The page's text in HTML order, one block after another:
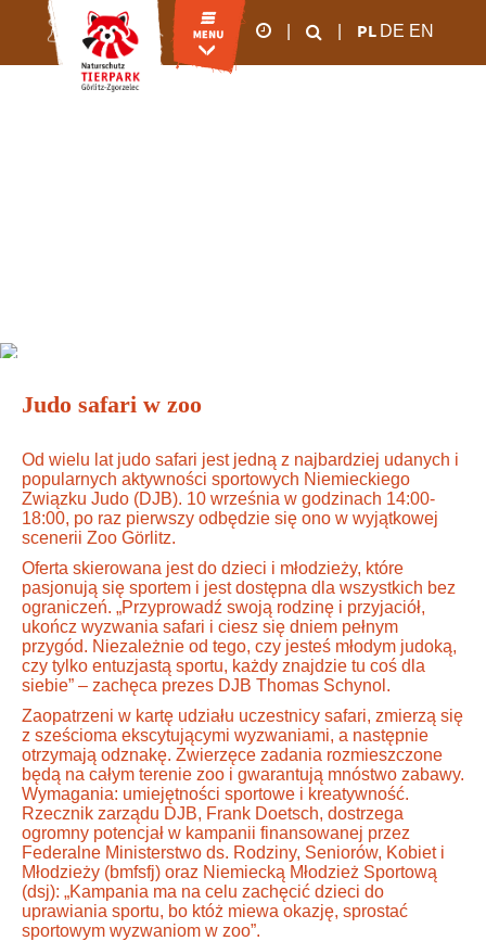
godziny otwarcia
PL DE EN
Judo safari w zoo
Od wielu lat judo safari jest jedną z najbardziej udanych i
popularnych aktywności sportowych Niemieckiego
Związku Judo (DJB). 10 września w godzinach 14:00-
18:00, po raz pierwszy odbędzie się ono w wyjątkowej
scenerii Zoo Görlitz.
Oferta skierowana jest do dzieci i młodzieży, które
pasjonują się sportem i jest dostępna dla wszystkich bez
ograniczeń. „Przyprowadź swoją rodzinę i przyjaciół,
ukończ wyzwania safari i ciesz się dniem pełnym
przygód. Niezależnie od tego, czy jesteś młodym judoką,
czy tylko entuzjastą sportu, każdy znajdzie tu coś dla
siebie” – zachęca prezes DJB Thomas Schynol.
Zaopatrzeni w kartę udziału uczestnicy safari, zmierzą się
z sześcioma ekscytującymi wyzwaniami, a następnie
otrzymają odznakę. Zwierzęce zadania rozmieszczone
będą na całym terenie zoo i gwarantują mnóstwo zabawy.
Wymagania: umiejętności sportowe i kreatywność.
Rzecznik zarządu DJB, Frank Doetsch, dostrzega
ogromny potencjał w kampanii finansowanej przez
Federalne Ministerstwo ds. Rodziny, Seniorów, Kobiet i
Młodzieży (bmfsfj) oraz Niemiecką Młodzież Sportową
(dsj): „Kampania ma na celu zachęcić dzieci do
uprawiania sportu, bo któż miewa okazję, sprostać
sportowym wyzwaniom w zoo”.